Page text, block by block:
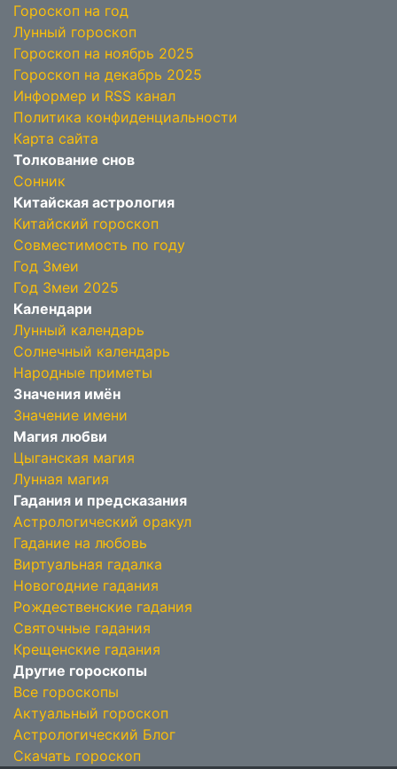
Гороскоп на год
Лунный гороскоп
Гороскоп на ноябрь 2025
Гороскоп на декабрь 2025
Информер и RSS канал
Политика конфиденциальности
Карта сайта
Толкование снов
Сонник
Китайская астрология
Китайский гороскоп
Совместимость по году
Год Змеи
Год Змеи 2025
Календари
Лунный календарь
Солнечный календарь
Народные приметы
Значения имён
Значение имени
Магия любви
Цыганская магия
Лунная магия
Гадания и предсказания
Астрологический оракул
Гадание на любовь
Виртуальная гадалка
Новогодние гадания
Рождественские гадания
Святочные гадания
Крещенские гадания
Другие гороскопы
Все гороскопы
Актуальный гороскоп
Астрологический Блог
Скачать гороскоп